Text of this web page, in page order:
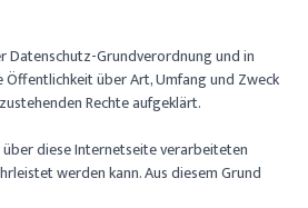
Datenschutz-Grundverordnung und in
über Art, Umfang und Zweck
Rechte aufgeklärt.
diese Internetseite verarbeiteten
werden kann. Aus diesem Grund